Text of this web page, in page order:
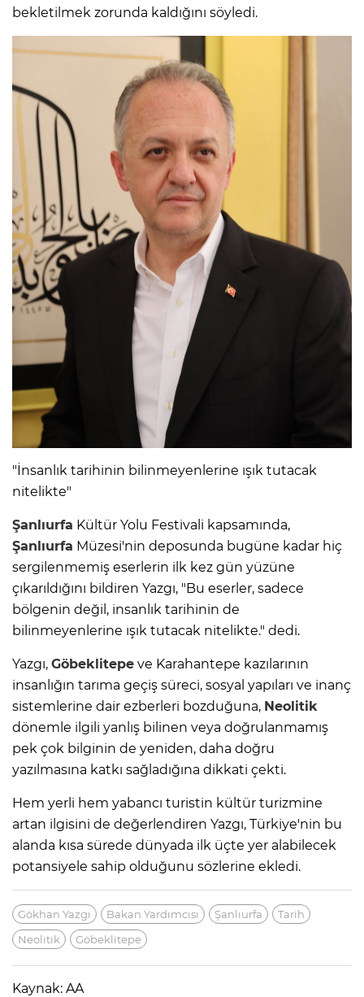
bekletilmek zorunda kaldığını söyledi.
"İnsanlık tarihinin bilinmeyenlerine ışık tutacak
nitelikte"
Şanlıurfa Kültür Yolu Festivali kapsamında,
Şanlıurfa Müzesi'nin deposunda bugüne kadar hiç
sergilenmemiş eserlerin ilk kez gün yüzüne
çıkarıldığını bildiren Yazgı, "Bu eserler, sadece
bölgenin değil, insanlık tarihinin de
bilinmeyenlerine ışık tutacak nitelikte." dedi.
Yazgı, Göbeklitepe ve Karahantepe kazılarının
insanlığın tarıma geçiş süreci, sosyal yapıları ve inanç
sistemlerine dair ezberleri bozduğuna, Neolitik
dönemle ilgili yanlış bilinen veya doğrulanmamış
pek çok bilginin de yeniden, daha doğru
yazılmasına katkı sağladığına dikkati çekti.
Hem yerli hem yabancı turistin kültür turizmine
artan ilgisini de değerlendiren Yazgı, Türkiye'nin bu
alanda kısa sürede dünyada ilk üçte yer alabilecek
potansiyele sahip olduğunu sözlerine ekledi.
Gökhan Yazgı Bakan Yardımcısı Şanlıurfa
Tarih
Neolitik
Göbeklitepe
Kaynak: AA